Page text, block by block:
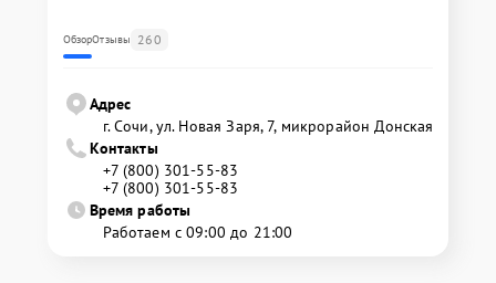
ОбзорОтзывы 260
Адрес
г. Сочи, ул. Новая Заря, 7, микрорайон Донская
Контакты
+7 (800) 301-55-83
+7 (800) 301-55-83
Время работы
Работаем с 09:00 до 21:00